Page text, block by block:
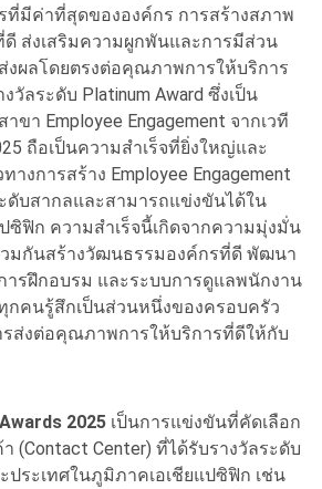
มีค่าที่สุดขององค์กร การสร้างสภาพ
ส่งเสริมความผูกพันและการมีส่วน
งผลโดยตรงต่อคุณภาพการให้บริการ
วัลระดับ Platinum Award ซึ่งเป็น
ขา Employee Engagement จากเวที
ถือเป็นความสำเร็จที่ยิ่งใหญ่และ
างการสร้าง Employee Engagement
ดับสากลและสามารถแข่งขันได้ใน
ซิฟิก ความสำเร็จนี้เกิดจากความมุ่งมั่น
มกันสร้างวัฒนธรรมองค์กรที่ดี พัฒนา
ารฝึกอบรม และระบบการดูแลพนักงาน
กคนรู้สึกเป็นส่วนหนึ่งของครอบครัว
รส่งต่อคุณภาพการให้บริการที่ดีให้กับ
2025 เป็นการแข่งขันที่คัดเลือก
(Contact Center) ที่ได้รับรางวัลระดับ
ประเทศในภูมิภาคเอเชียแปซิฟิก เช่น